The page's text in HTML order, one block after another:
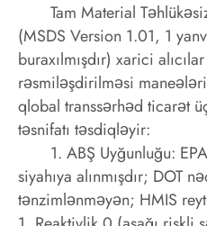
Tam Material
(MSDS Version 1.01, 1
buraxılmışdır) xarici
rəsmiləşdirilməsi
qlobal transsərhəd ticarət
təsnifatı təsdiqləyir:
1. ABŞ Uyğunluğu:
siyahıya alınmışdır; DOT
tənzimlənməyən; HMIS